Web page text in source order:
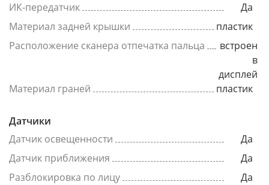
ИК-передатчик
Да
Материал задней крышки
пластик
Расположение сканера отпечатка пальца
встроен
в
дисплей
Материал граней
пластик
Датчики
Датчик освещенности
Да
Датчик приближения
Да
Разблокировка по лицу
Да